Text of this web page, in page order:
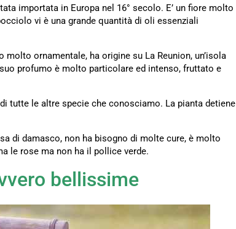
importata in Europa nel 16° secolo. E’ un fiore molto
vi è una grande quantità di oli essenziali
ornamentale, ha origine su La Reunion, un’isola
profumo è molto particolare ed intenso, fruttato e
tutte le altre specie che conosciamo. La pianta detiene
di damasco, non ha bisogno di molte cure, è molto
le rose ma non ha il pollice verde.
bellissime